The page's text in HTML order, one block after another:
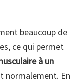
beaucoup de
ce qui permet
à un
normalement. En